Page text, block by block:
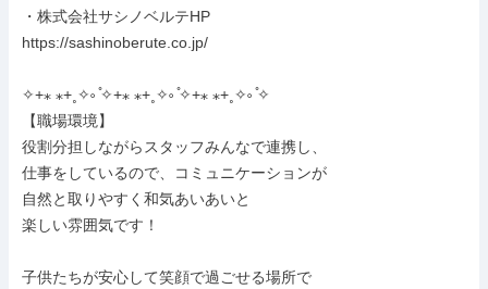
・株式会社サシノベルテHP
https://sashinoberute.co.jp/
✧+⁎ ⁎+˳✧༚ ̊✧+⁎ ⁎+˳✧༚ ̊✧+⁎ ⁎+˳✧༚ ̊✧
【職場環境】
役割分担しながらスタッフみんなで連携し、
仕事をしているので、コミュニケーションが
自然と取りやすく和気あいあいと
楽しい雰囲気です！
子供たちが安心して笑顔で過ごせる場所で